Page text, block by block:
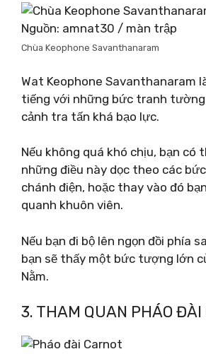
Nguồn: amnat30 / màn trập
Chùa Keophone Savanthanaram
Wat Keophone Savanthanaram
tiếng với những bức tranh
cảnh tra tấn khá bạo lực.
Nếu không quá khó chịu, bạn có
những điều này dọc theo các
chánh điện, hoặc thay vào đó
quanh khuôn viên.
Nếu bạn đi bộ lên ngọn đồi phía
bạn sẽ thấy một bức tượng lớn
Nằm.
3. THAM QUAN PHÁO ĐÀI